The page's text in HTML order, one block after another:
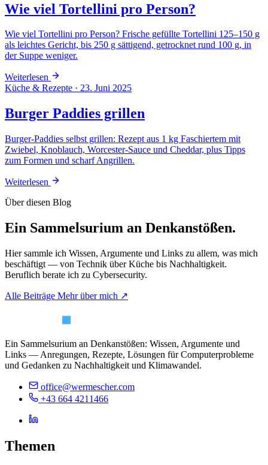
Wie viel Tortellini pro Person?
Wie viel Tortellini pro Person? Frische gefüllte Tortellini 125–150 g
als leichtes Gericht, bis 250 g sättigend, getrocknet rund 100 g, in
der Suppe weniger.
Weiterlesen
Küche & Rezepte · 23. Juni 2025
Burger Paddies grillen
Burger-Paddies selbst grillen: Rezept aus 1 kg Faschiertem mit
Zwiebel, Knoblauch, Worcester-Sauce und Cheddar, plus Tipps
zum Formen und scharf Angrillen.
Weiterlesen
Über diesen Blog
Ein Sammelsurium an Denkanstößen.
Hier sammle ich Wissen, Argumente und Links zu allem, was mich
beschäftigt — von Technik über Küche bis Nachhaltigkeit.
Beruflich berate ich zu Cybersecurity.
Alle Beiträge Mehr über mich ↗
Ein Sammelsurium an Denkanstößen: Wissen, Argumente und
Links — Anregungen, Rezepte, Lösungen für Computerprobleme
und Gedanken zu Nachhaltigkeit und Klimawandel.
office@wermescher.com
+43 664 4211466
Themen